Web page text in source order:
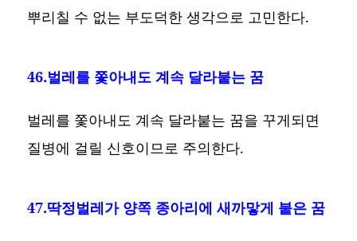
뿌리칠 수 없는 부도덕한 생각으로 고민한다.
46.벌레를 쫓아내도 계속 달라붙는 꿈
벌레를 쫓아내도 계속 달라붙는 꿈을 꾸게되면
질병에 걸릴 신호이므로 주의한다.
47.딱정벌레가 양쪽 종아리에 새까맣게 붙은 꿈